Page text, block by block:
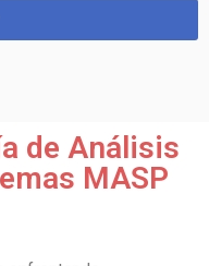
de Análisis
MASP